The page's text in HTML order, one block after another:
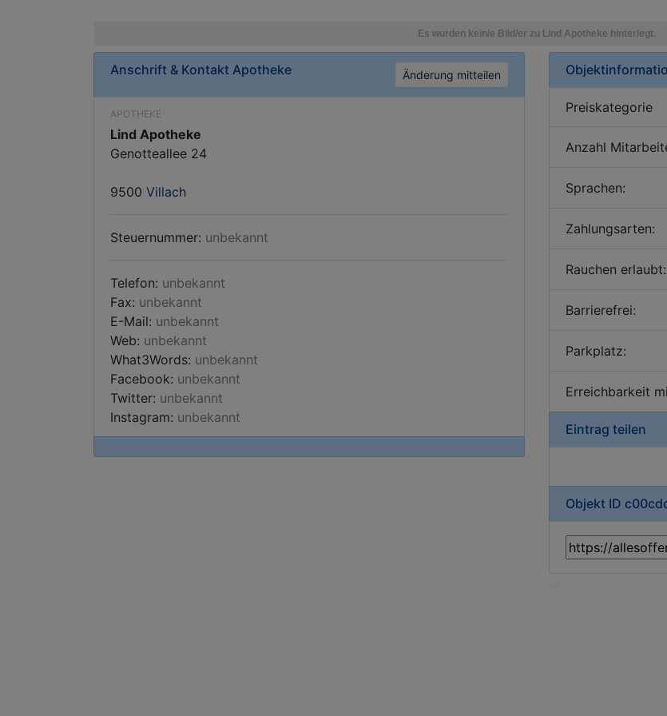
Anschrift & Kontakt Apotheke Änderung mitteilen
APOTHEKE
Lind Apotheke
Genotteallee 24
9500 Villach
Steuernummer: unbekannt
Telefon: unbekannt
Fax: unbekannt
E-Mail: unbekannt
Web: unbekannt
What3Words: unbekannt
Facebook: unbekannt
Twitter: unbekannt
Instagram: unbekannt
Preiskategorie
Anzahl
Sprachen:
Zahlungsarten:
Rauchen erlaubt:
Barrierefrei:
Parkplatz:
Erreichbarkeit
Eintrag teilen
Objekt ID